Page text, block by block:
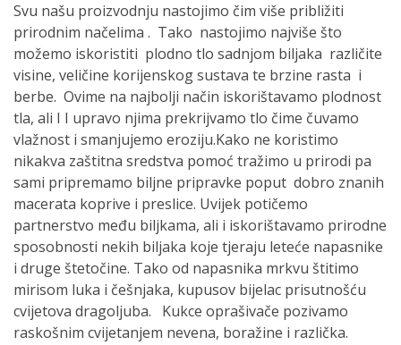
Svu našu proizvodnju nastojimo čim više približiti
prirodnim načelima . Tako nastojimo najviše što
možemo iskoristiti plodno tlo sadnjom biljaka različite
visine, veličine korijenskog sustava te brzine rasta i
berbe. Ovime na najbolji način iskorištavamo plodnost
tla, ali I I upravo njima prekrijvamo tlo čime čuvamo
vlažnost i smanjujemo eroziju.Kako ne koristimo
nikakva zaštitna sredstva pomoć tražimo u prirodi pa
sami pripremamo biljne pripravke poput dobro znanih
macerata koprive i preslice. Uvijek potičemo
partnerstvo među biljkama, ali i iskorištavamo prirodne
sposobnosti nekih biljaka koje tjeraju leteće napasnike
i druge štetočine. Tako od napasnika mrkvu štitimo
mirisom luka i češnjaka, kupusov bijelac prisutnošću
cvijetova dragoljuba. Kukce oprašivače pozivamo
raskošnim cvijetanjem nevena, boražine i različka.